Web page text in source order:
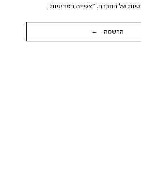
של החברה. "
צפייה במדיניות
הרשמה ←